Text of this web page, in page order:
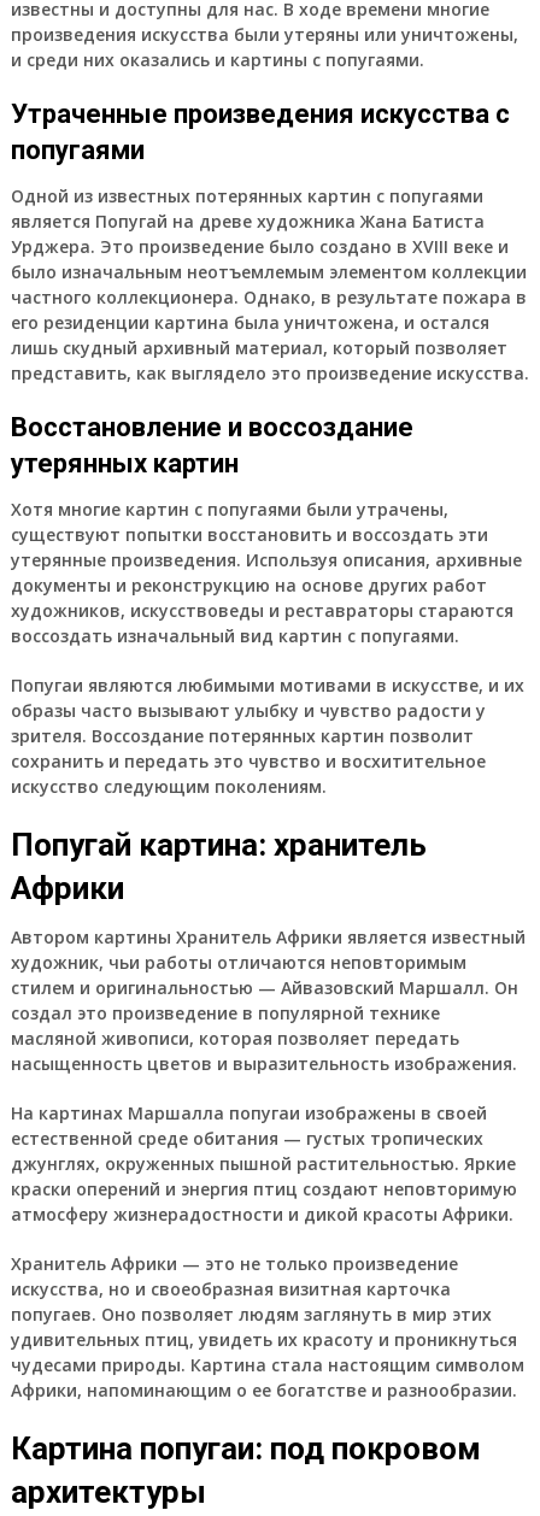
известны и доступны для нас. В ходе времени многие
произведения искусства были утеряны или уничтожены,
и среди них оказались и картины с попугаями.
Утраченные произведения искусства с
попугаями
Одной из известных потерянных картин с попугаями
является Попугай на древе художника Жана Батиста
Урджера. Это произведение было создано в XVIII веке и
было изначальным неотъемлемым элементом коллекции
частного коллекционера. Однако, в результате пожара в
его резиденции картина была уничтожена, и остался
лишь скудный архивный материал, который позволяет
представить, как выглядело это произведение искусства.
Восстановление и воссоздание
утерянных картин
Хотя многие картин с попугаями были утрачены,
существуют попытки восстановить и воссоздать эти
утерянные произведения. Используя описания, архивные
документы и реконструкцию на основе других работ
художников, искусствоведы и реставраторы стараются
воссоздать изначальный вид картин с попугаями.
Попугаи являются любимыми мотивами в искусстве, и их
образы часто вызывают улыбку и чувство радости у
зрителя. Воссоздание потерянных картин позволит
сохранить и передать это чувство и восхитительное
искусство следующим поколениям.
Попугай картина: хранитель
Африки
Автором картины Хранитель Африки является известный
художник, чьи работы отличаются неповторимым
стилем и оригинальностью — Айвазовский Маршалл. Он
создал это произведение в популярной технике
масляной живописи, которая позволяет передать
насыщенность цветов и выразительность изображения.
На картинах Маршалла попугаи изображены в своей
естественной среде обитания — густых тропических
джунглях, окруженных пышной растительностью. Яркие
краски оперений и энергия птиц создают неповторимую
атмосферу жизнерадостности и дикой красоты Африки.
Хранитель Африки — это не только произведение
искусства, но и своеобразная визитная карточка
попугаев. Оно позволяет людям заглянуть в мир этих
удивительных птиц, увидеть их красоту и проникнуться
чудесами природы. Картина стала настоящим символом
Африки, напоминающим о ее богатстве и разнообразии.
Картина попугаи: под покровом
архитектуры